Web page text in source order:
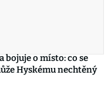
bojuje o místo: co se
Hyskému nechtěný